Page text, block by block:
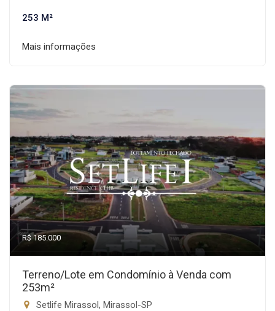
253 M²
Mais informações
R$ 185.000
Terreno/Lote em Condomínio à Venda com
253m²
Setlife Mirassol, Mirassol-SP